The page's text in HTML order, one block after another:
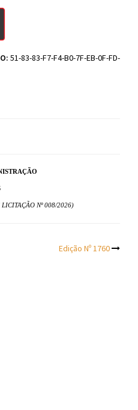
51-83-83-F7-F4-B0-7F-EB-0F-FD-
Nº 008/2026)
Edição Nº 1760